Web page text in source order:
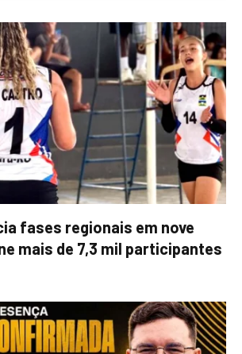
fases regionais em nove
mais de 7,3 mil participantes